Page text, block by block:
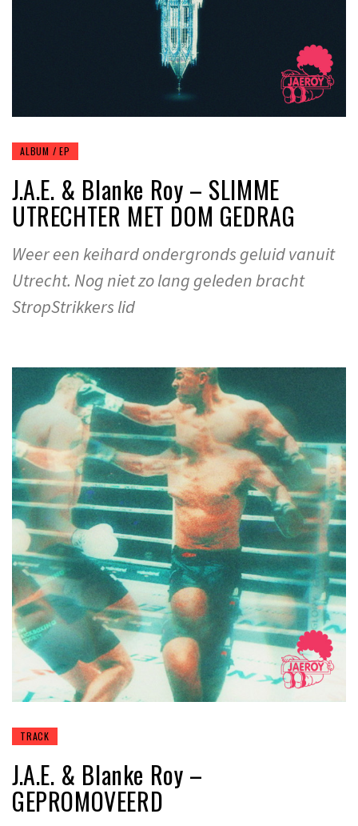
ALBUM / EP
J.A.E. & Blanke Roy – SLIMME
UTRECHTER MET DOM GEDRAG
Weer een keihard ondergronds geluid vanuit
Utrecht. Nog niet zo lang geleden bracht
StropStrikkers lid
TRACK
J.A.E. & Blanke Roy –
GEPROMOVEERD